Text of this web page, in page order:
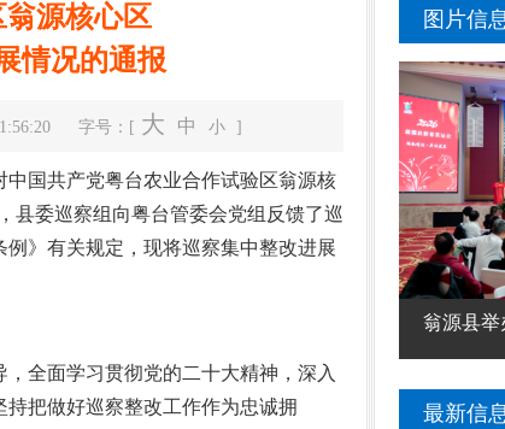
源核心区
情况的通报
字号：[ 大 中 小 ]
国共产党粤台农业合作试验区翁源核
县委巡察组向粤台管委会党组反馈了巡
》有关规定，现将巡察集中整改进展
全面学习贯彻党的二十大精神，深入
把做好巡察整改工作作为忠诚拥
图片信
翁源县举
最新信